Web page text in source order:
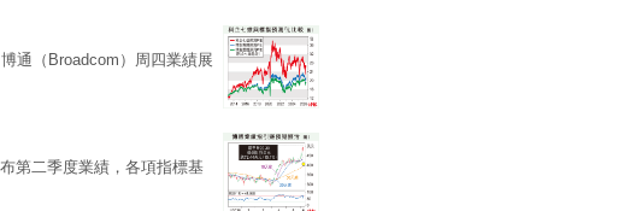
通（Broadcom）周四業績展
第二季度業績，各項指標基